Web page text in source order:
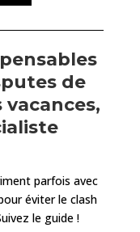
de
parfois avec
éviter le clash
le guide !